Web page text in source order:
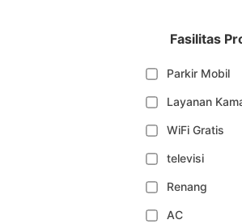
Fasilitas
Parkir Mobil
Layanan
WiFi Gratis
televisi
Renang
AC